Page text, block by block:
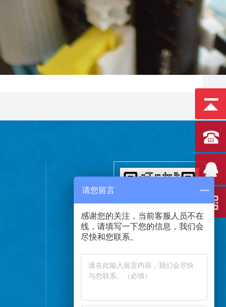
扫码加微信
请您留言
感谢您的关注，当前客服人员不在
线，请填写一下您的信息，我们会
尽快和您联系。